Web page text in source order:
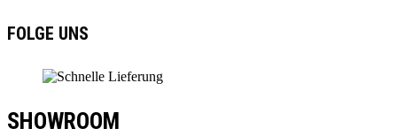
FOLGE UNS
SHOWROOM